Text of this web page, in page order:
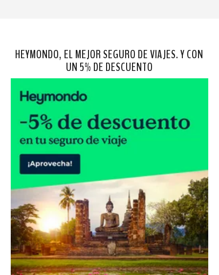
HEYMONDO, EL MEJOR SEGURO DE VIAJES. Y CON
UN 5% DE DESCUENTO